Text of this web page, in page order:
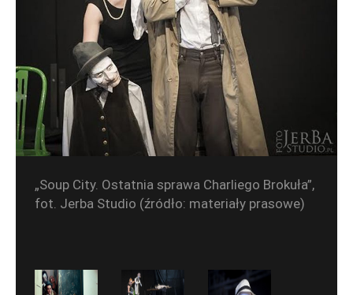
„Soup City. Ostatnia sprawa Charliego Brokuła”,
fot. Jerba Studio (źródło: materiały prasowe)